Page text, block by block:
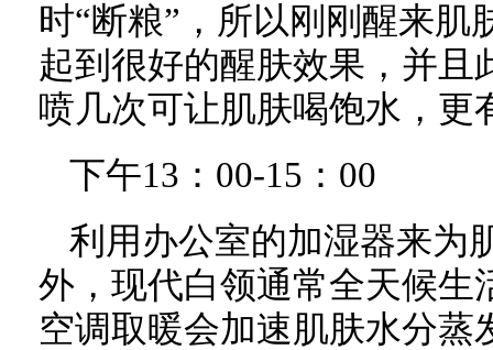
时“断粮”，所以刚刚醒来肌
起到很好的醒肤效果，并且
喷几次可让肌肤喝饱水，更
下午13：00-15：00
利用办公室的加湿器来为
外，现代白领通常全天候生
空调取暖会加速肌肤水分蒸